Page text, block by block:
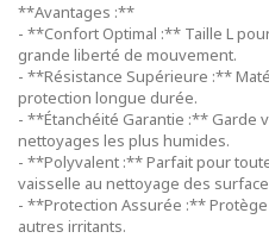
**Avantages :**
- **Confort Optimal :** Taille L
grande liberté de mouvement.
- **Résistance Supérieure :**
protection longue durée.
- **Étanchéité Garantie :** Garde
nettoyages les plus humides.
- **Polyvalent :** Parfait pour
vaisselle au nettoyage des
- **Protection Assurée :**
autres irritants.